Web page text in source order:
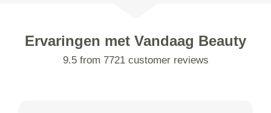
Ervaringen met Vandaag Beauty
9.5 from 7721 customer reviews